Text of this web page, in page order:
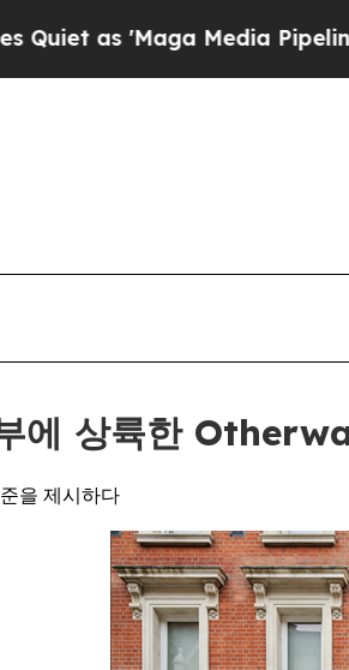
Pipeline' Backfires
에 상륙한
을 제시하다